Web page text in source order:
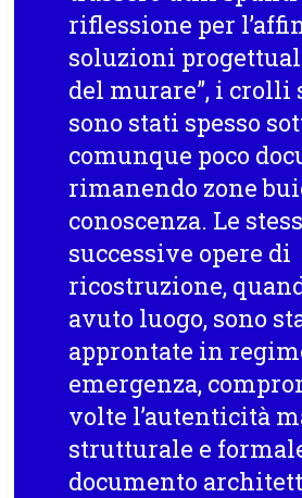
riflessione per
soluzioni
del murare”, i
sono stati spesso
comunque poco
rimanendo zone
conoscenza. Le
successive opere di
ricostruzione,
avuto luogo, sono
approntate in
emergenza,
volte l’autenticità
strutturale e
documento